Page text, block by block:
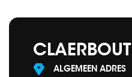
CLAERBOUT
ALGEMEEN ADRES